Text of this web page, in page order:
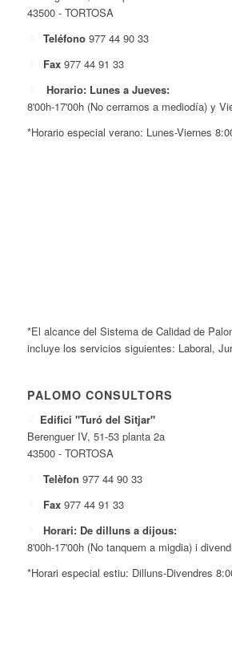
43500 - TORTOSA
Teléfono 977 44 90 33
Fax 977 44 91 33
Horario: Lunes a Jueves:
8'00h-17'00h (No cerramos a mediodía) y
*Horario especial verano: Lunes-Viernes
*El alcance del Sistema de Calidad de
incluye los servicios siguientes: Laboral,
PALOMO CONSULTORS
Edifici "Turó del Sitjar"
Berenguer IV, 51-53 planta 2a
43500 - TORTOSA
Telèfon 977 44 90 33
Fax 977 44 91 33
Horari: De dilluns a dijous:
8'00h-17'00h (No tanquem a migdia) i
*Horari especial estiu: Dilluns-Divendres